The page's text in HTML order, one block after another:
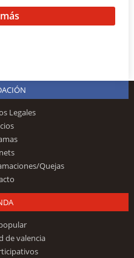
Legales
Quejas
de valencia